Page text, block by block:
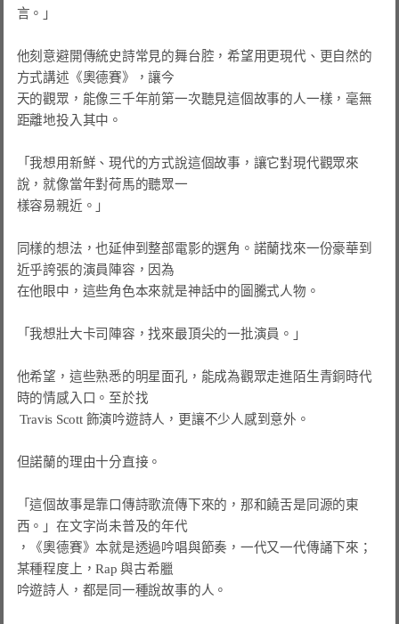
言。」
他刻意避開傳統史詩常見的舞台腔，希望用更現代、更自然的
方式講述《奧德賽》，讓今
天的觀眾，能像三千年前第一次聽見這個故事的人一樣，毫無
距離地投入其中。
「我想用新鮮、現代的方式說這個故事，讓它對現代觀眾來
說，就像當年對荷馬的聽眾一
樣容易親近。」
同樣的想法，也延伸到整部電影的選角。諾蘭找來一份豪華到
近乎誇張的演員陣容，因為
在他眼中，這些角色本來就是神話中的圖騰式人物。
「我想壯大卡司陣容，找來最頂尖的一批演員。」
他希望，這些熟悉的明星面孔，能成為觀眾走進陌生青銅時代
時的情感入口。至於找
Travis Scott 飾演吟遊詩人，更讓不少人感到意外。
但諾蘭的理由十分直接。
「這個故事是靠口傳詩歌流傳下來的，那和饒舌是同源的東
西。」在文字尚未普及的年代
，《奧德賽》本就是透過吟唱與節奏，一代又一代傳誦下來；
某種程度上，Rap 與古希臘
吟遊詩人，都是同一種說故事的人。